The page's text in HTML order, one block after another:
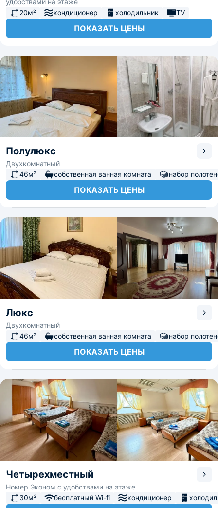
удобствами на этаже
20м²
кондиционер холодильник TV
ПОКАЗАТЬ ЦЕНЫ
Полулюкс
Двухкомнатный
46м²
собственная ванная комната набор
ПОКАЗАТЬ ЦЕНЫ
Люкс
Двухкомнатный
46м²
собственная ванная комната набор
ПОКАЗАТЬ ЦЕНЫ
Четырехместный
Номер Эконом с удобствами на этаже
30м²
бесплатный Wi-fi кондиционер